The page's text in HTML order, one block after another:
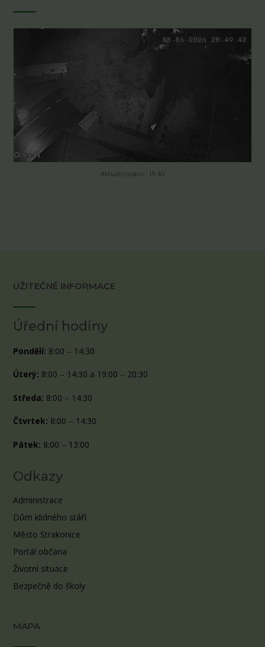
Aktualizováno: 19:45
UŽITEČNÉ INFORMACE
Úřední hodiny
Pondělí: 8:00 – 14:30
Úterý: 8:00 – 14:30 a 19:00 – 20:30
Středa: 8:00 – 14:30
Čtvrtek: 8:00 – 14:30
Pátek: 8:00 – 13:00
Odkazy
Administrace
Dům klidného stáří
Město Strakonice
Portál občana
Životní situace
Bezpečně do školy
MAPA